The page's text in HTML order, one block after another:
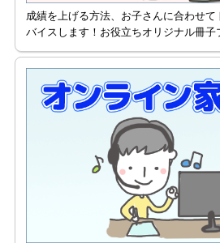
成績を上げる方法、お子さんに合わせ
バイスします！お役立ちオリジナル冊子